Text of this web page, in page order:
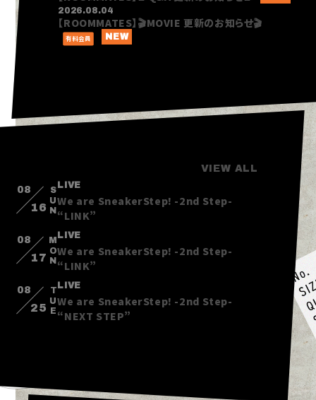
VIDEO
DISCOGRAPHY
2026.08.04
【ROOMMATES】🎬MOVIE 更新のお知らせ🎬
有料会員
VIEW ALL
08
16 SUNLIVE
We are SneakerStep! -2nd Step-
“LINK”
08
17 MONLIVE
We are SneakerStep! -2nd Step-
“LINK”
08
25 TUELIVE
We are SneakerStep! -2nd Step-
“NEXT STEP”